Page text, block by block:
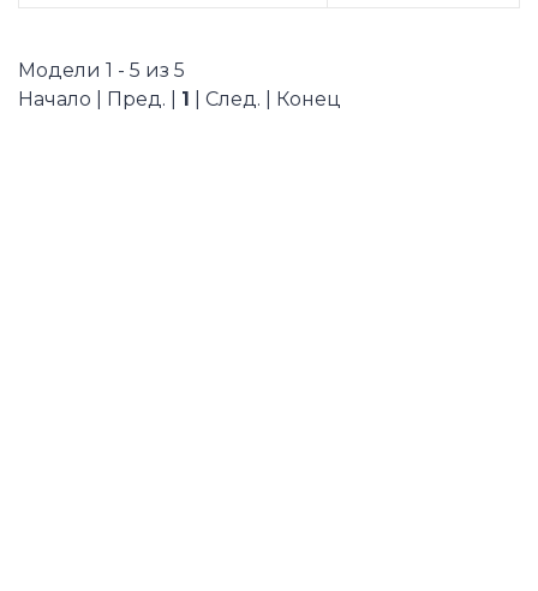
Модели 1 - 5 из 5
Начало | Пред. | 1 | След. | Конец